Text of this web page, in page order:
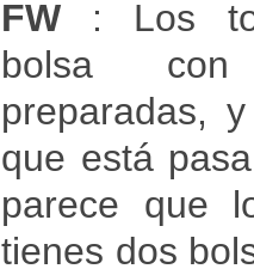
FW : Los
bolsa
preparadas,
que está
parece que
tienes dos